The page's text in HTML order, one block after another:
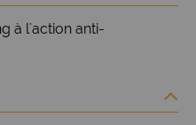
à l'action anti-